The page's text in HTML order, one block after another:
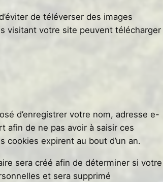
de téléverser des images
visitant votre site peuvent télécharger
d’enregistrer votre nom, adresse e-
afin de ne pas avoir à saisir ces
expirent au bout d’un an.
sera créé afin de déterminer si votre
et sera supprimé